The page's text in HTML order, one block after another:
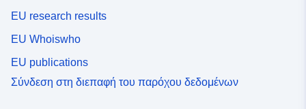
EU research results
EU Whoiswho
EU publications
Σύνδεση στη διεπαφή του παρόχου δεδομένων